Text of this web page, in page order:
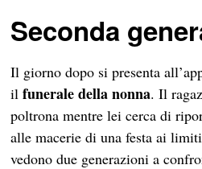
Seconda
Il giorno dopo si presenta
ilfunerale della nonna. Il
poltrona mentre lei cerca di
alle macerie di una festa ai
vedono due generazioni a